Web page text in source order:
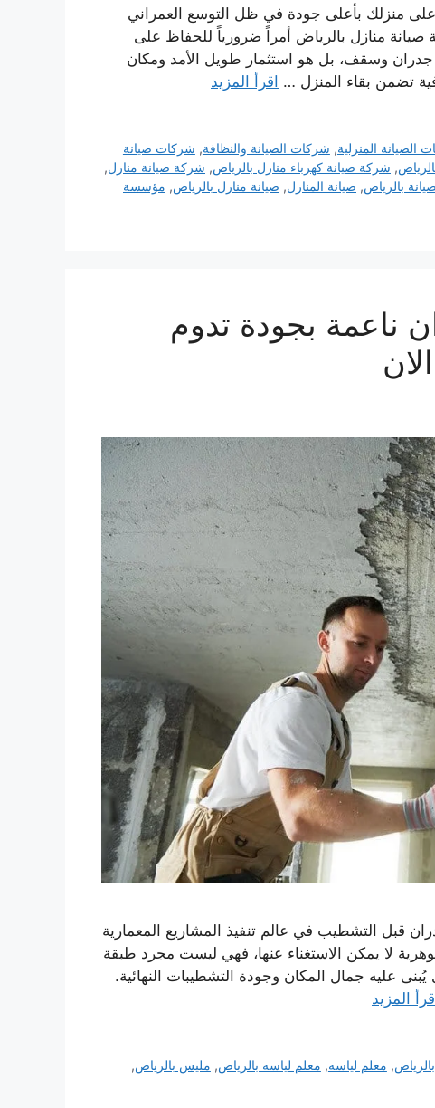
على منزلك بأعلى جودة في ظل التوسع العمراني
منازل بالرياض أمراً ضرورياً للحفاظ على
جدران وسقف، بل هو استثمار طويل الأمد ومكان
تضمن بقاء المنزل … اقرأ المزيد
الصيانة المنزلية, شركات الصيانة والنظافة, شركات صيانة
, شركة صيانة كهرباء منازل بالرياض, شركة صيانة منازل,
بالرياض, صيانة المنازل, صيانة منازل بالرياض, مؤسسة
ناعمة بجودة تدوم
قبل التشطيب في عالم تنفيذ المشاريع المعمارية
لا يمكن الاستغناء عنها، فهي ليست مجرد طبقة
عليه جمال المكان وجودة التشطيبات النهائية.
المزيد
, معلم لياسه, معلم لياسه بالرياض, مليس بالرياض,